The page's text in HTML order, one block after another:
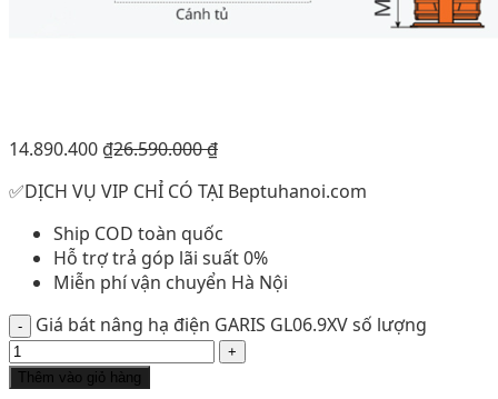
14.890.400 ₫26.590.000₫
✅DỊCH VỤ VIP CHỈ CÓ TẠI Beptuhanoi.com
Ship COD toàn quốc
Hỗ trợ trả góp lãi suất 0%
Miễn phí vận chuyển Hà Nội
Giá bát nâng hạ điện GARIS GL06.9XV số lượng
Thêm vào giỏ hàng